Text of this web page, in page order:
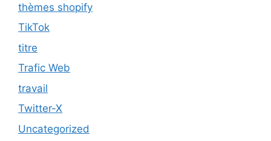
thèmes shopify
TikTok
titre
Trafic Web
travail
Twitter-X
Uncategorized